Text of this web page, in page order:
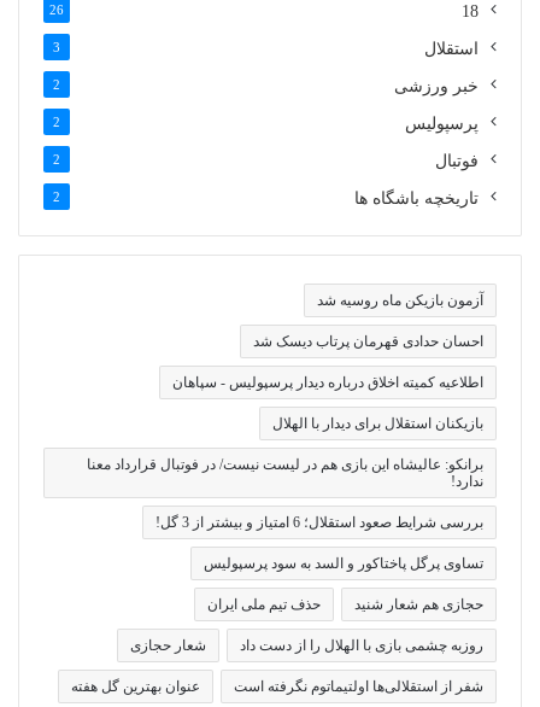
18
26
استقلال 3
خبر ورزشی 2
پرسپولیس 2
فوتبال 2
تاریخچه باشگاه ها 2
آزمون بازیکن ماه روسیه شد
احسان حدادی قهرمان پرتاب دیسک شد
اطلاعیه کمیته اخلاق درباره دیدار پرسپولیس - سپاهان
بازیکنان استقلال برای دیدار با الهلال
برانکو: عالیشاه این بازی هم در لیست نیست/ در فوتبال قرارداد معنا
ندارد!
بررسی شرایط صعود استقلال؛ 6 امتیاز و بیشتر از 3 گل!
تساوی پرگل پاختاکور و السد به سود پرسپولیس
حجازی هم شعار شنید حذف تیم ملی ایران
روزبه چشمی بازی با الهلال را از دست داد شعار حجازی
شفر از استقلالی‌ها اولتیماتوم نگرفته است عنوان بهترین گل هفته